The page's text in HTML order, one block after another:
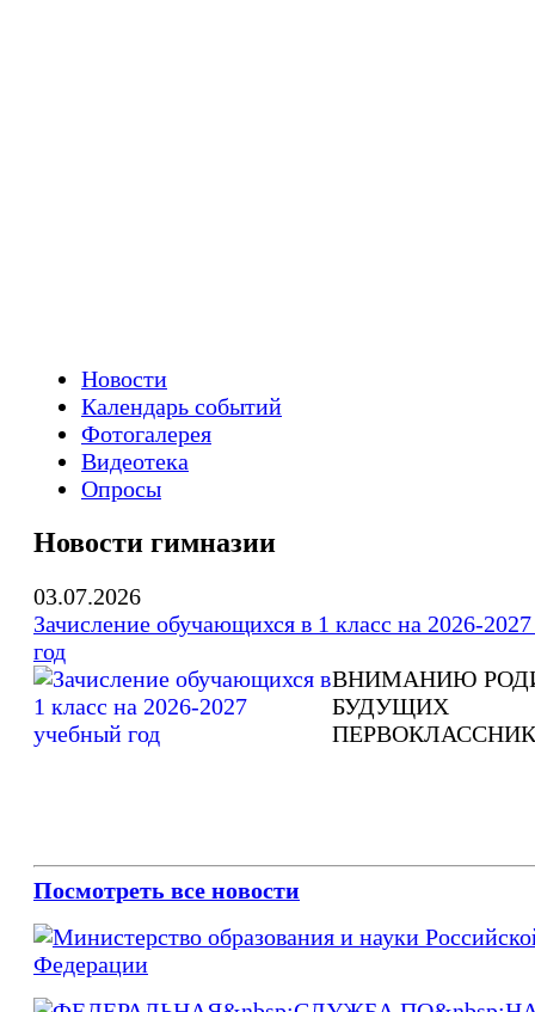
Новости
Календарь событий
Фотогалерея
Видеотека
Опросы
Новости гимназии
03.07.2026
Зачисление обучающихся в 1 класс на 2026-
год
ВНИМАНИЮ
БУДУЩИХ
Посмотреть все новости